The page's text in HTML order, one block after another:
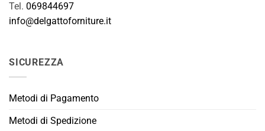
Tel. 069844697
info@delgattoforniture.it
SICUREZZA
Metodi di Pagamento
Metodi di Spedizione